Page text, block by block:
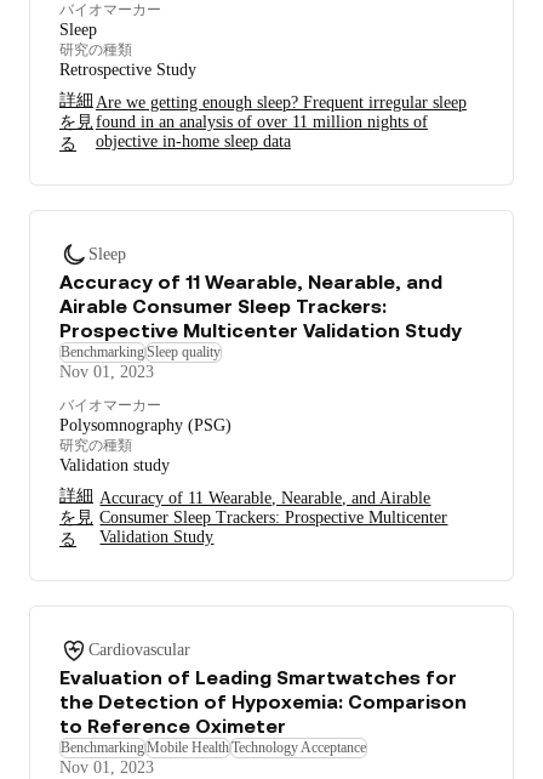
バイオマーカー
Sleep
研究の種類
Retrospective Study
詳細
を見
る
Are we getting enough sleep? Frequent irregular sleep
found in an analysis of over 11 million nights of
objective in-home sleep data
Sleep
Accuracy of 11 Wearable, Nearable, and
Airable Consumer Sleep Trackers:
Prospective Multicenter Validation Study
BenchmarkingSleep quality
Nov 01, 2023
バイオマーカー
Polysomnography (PSG)
研究の種類
Validation study
詳細
を見
る
Accuracy of 11 Wearable, Nearable, and Airable
Consumer Sleep Trackers: Prospective Multicenter
Validation Study
Cardiovascular
Evaluation of Leading Smartwatches for
the Detection of Hypoxemia: Comparison
to Reference Oximeter
BenchmarkingMobile HealthTechnology Acceptance
Nov 01, 2023